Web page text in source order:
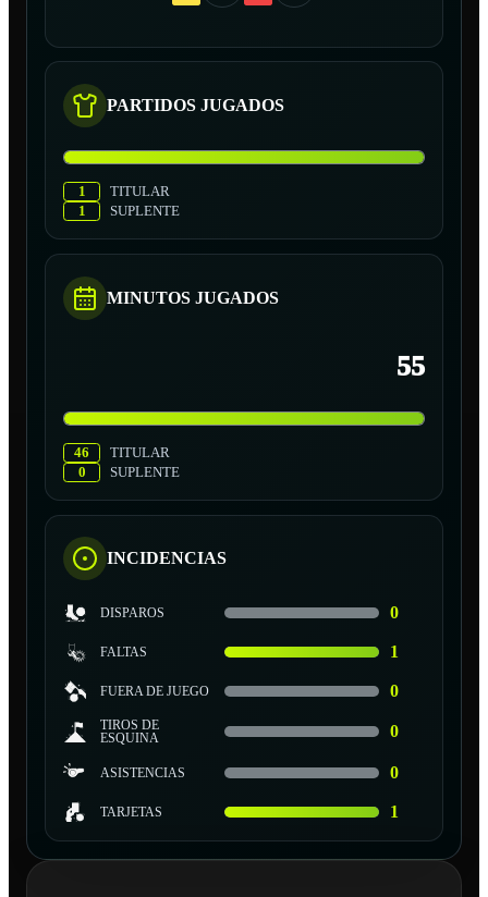
PARTIDOS JUGADOS
1
TITULAR
1
SUPLENTE
MINUTOS JUGADOS
55
46
TITULAR
0
SUPLENTE
INCIDENCIAS
DISPAROS 0
FALTAS 1
FUERA DE JUEGO 0
TIROS DE
ESQUINA
0
ASISTENCIAS 0
TARJETAS 1